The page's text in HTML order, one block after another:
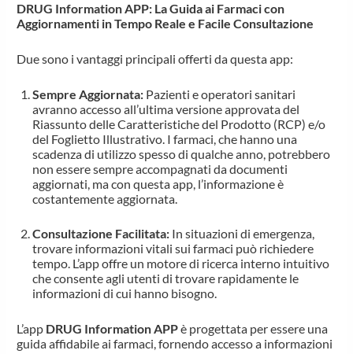
DRUG Information APP: La Guida ai Farmaci con
Aggiornamenti in Tempo Reale e Facile Consultazione
Due sono i vantaggi principali offerti da questa app:
Sempre Aggiornata: Pazienti e operatori sanitari
avranno accesso all’ultima versione approvata del
Riassunto delle Caratteristiche del Prodotto (RCP) e/o
del Foglietto Illustrativo. I farmaci, che hanno una
scadenza di utilizzo spesso di qualche anno, potrebbero
non essere sempre accompagnati da documenti
aggiornati, ma con questa app, l’informazione è
costantemente aggiornata.
Consultazione Facilitata: In situazioni di emergenza,
trovare informazioni vitali sui farmaci può richiedere
tempo. L’app offre un motore di ricerca interno intuitivo
che consente agli utenti di trovare rapidamente le
informazioni di cui hanno bisogno.
L’app DRUG Information APPè progettata per essere una
guida affidabile ai farmaci, fornendo accesso a informazioni